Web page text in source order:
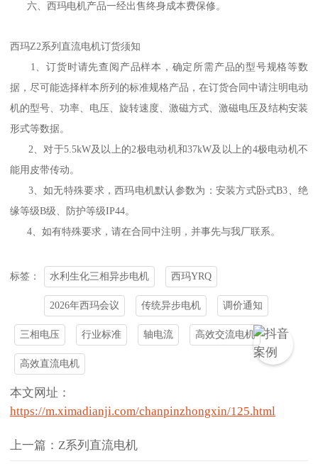
六、 西玛电机产品一经出售终身成本费保修。
西玛Z2系列直流电机订货须知
1、订货时请先查阅产品样本，确定所需产品的型号规格等数
据，尽可能选择样本所列的标准规格产品，在订货合同中请注明电动
机的型号、功率、电压、旋转速度、激磁方式、激磁电压及结构安装
形式等数据。
2、对于5.5kW及以上的2极电动机和37kW及以上的4极电动机不
能用皮带传动。
3、如无特殊要求，西玛电机默认参数为：安装方式卧式B3、绝
缘等级B级、防护等级IP44。
4、如有特殊要求，请在合同中注明，并事先与我厂联系。
标签： 水利生化三相异步电机 西玛YRQ
2026年西玛会议 传统异步电机 调价通知
三相电压 行业标准 轴电流 高效交流电机
高效直流电机
本文网址：
https://m.ximadianji.com/chanpinzhongxin/125.html
上一篇：Z系列直流电机